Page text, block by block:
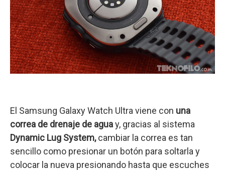
El Samsung Galaxy Watch Ultra viene con una
correa de drenaje de aguay, gracias al sistema
Dynamic Lug System,cambiar la correa es tan
sencillo como presionar un botón para soltarla y
colocar la nueva presionando hasta que escuches